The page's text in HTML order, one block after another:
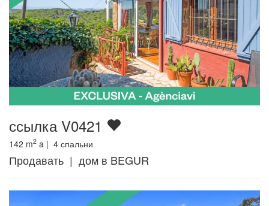
ссылка V0421
142 m2 a | 4 спальни
Продавать | дом в BEGUR